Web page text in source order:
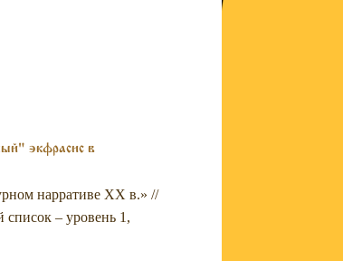
экфрасис в
нарративе XX в.» //
– уровень 1,